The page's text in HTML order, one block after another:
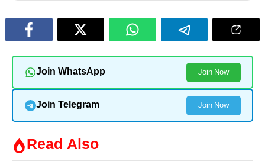
Join WhatsApp Join Now
Join Telegram Join Now
Read Also